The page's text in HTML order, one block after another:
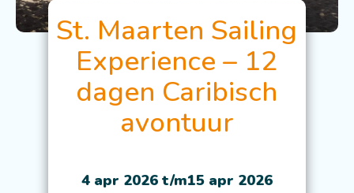
St. Maarten Sailing
Experience – 12
dagen Caribisch
avontuur
4 apr 2026 t/m15 apr 2026